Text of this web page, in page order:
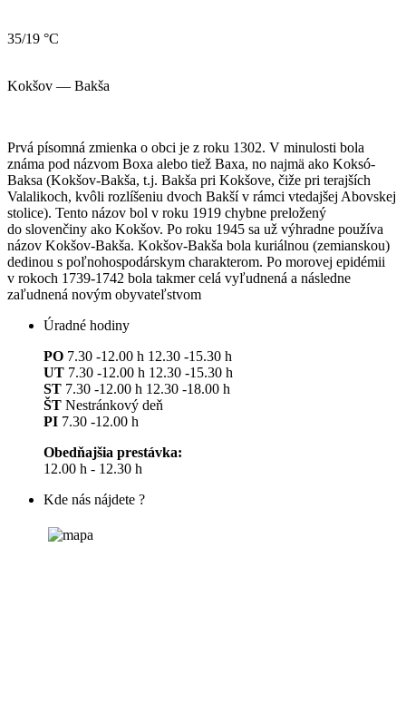
35/19 °C
Kokšov — Bakša
Prvá písomná zmienka o obci je z roku 1302. V minulosti bola
známa pod názvom Boxa alebo tiež Baxa, no najmä ako Koksó-
Baksa (Kokšov-Bakša, t.j. Bakša pri Kokšove, čiže pri terajších
Valalikoch, kvôli rozlíšeniu dvoch Bakší v rámci vtedajšej Abovskej
stolice). Tento názov bol v roku 1919 chybne preložený
do slovenčiny ako Kokšov. Po roku 1945 sa už výhradne používa
názov Kokšov-Bakša. Kokšov-Bakša bola kuriálnou (zemianskou)
dedinou s poľnohospodárskym charakterom. Po morovej epidémii
v rokoch 1739-1742 bola takmer celá vyľudnená a následne
zaľudnená novým obyvateľstvom
Úradné hodiny
PO 7.30 -12.00 h 12.30 -15.30 h
UT 7.30 -12.00 h 12.30 -15.30 h
ST 7.30 -12.00 h 12.30 -18.00 h
ŠT Nestránkový deň
PI 7.30 -12.00 h
Obedňajšia prestávka:
12.00 h - 12.30 h
Kde nás nájdete ?